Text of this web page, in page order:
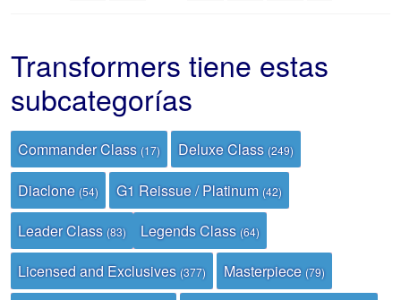
Transformers tiene estas
subcategorías
Commander Class (17) Deluxe Class(249)
Diaclone (54) G1 Reissue / Platinum(42)
Leader Class (83) Legends Class (64)
Licensed and Exclusives (377) Masterpiece(79)